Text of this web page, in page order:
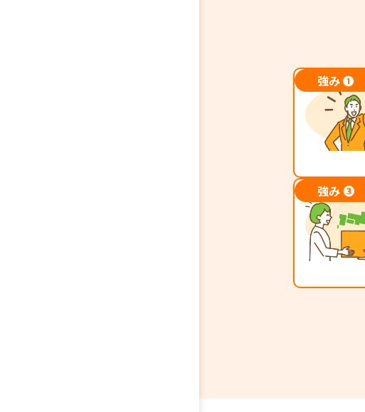
強み ❶
タイヤ買取
象に、タイ
サービスを
場を常に
定から得
買取を実
でも近づ
強み ❸
タイヤ買
からタイ
まで配送
所でも買
いタイヤ